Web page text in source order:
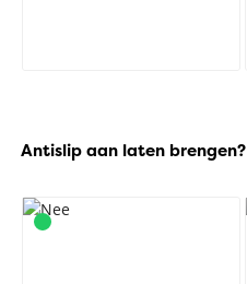
Antislip aan laten brengen?